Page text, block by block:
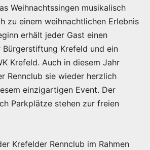
Weihnachtssingen musikalisch
zu einem weihnachtlichen Erlebnis
erhält jeder Gast einen
Bürgerstiftung Krefeld und ein
Krefeld. Auch in diesem Jahr
Rennclub sie wieder herzlich
einzigartigen Event. Der
Parkplätze stehen zur freien
Krefelder Rennclub im Rahmen